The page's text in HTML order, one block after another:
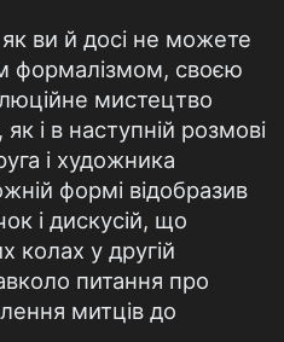
ви й досі не можете
формалізмом, своєю
мистецтво
і в наступній розмові
і художника
формі відобразив
і дискусій, що
колах у другій
питання про
митців до